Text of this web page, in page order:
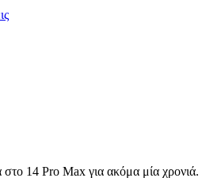
14 Pro Max για ακόμα μία χρονιά.